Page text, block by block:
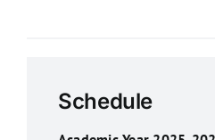
Schedule